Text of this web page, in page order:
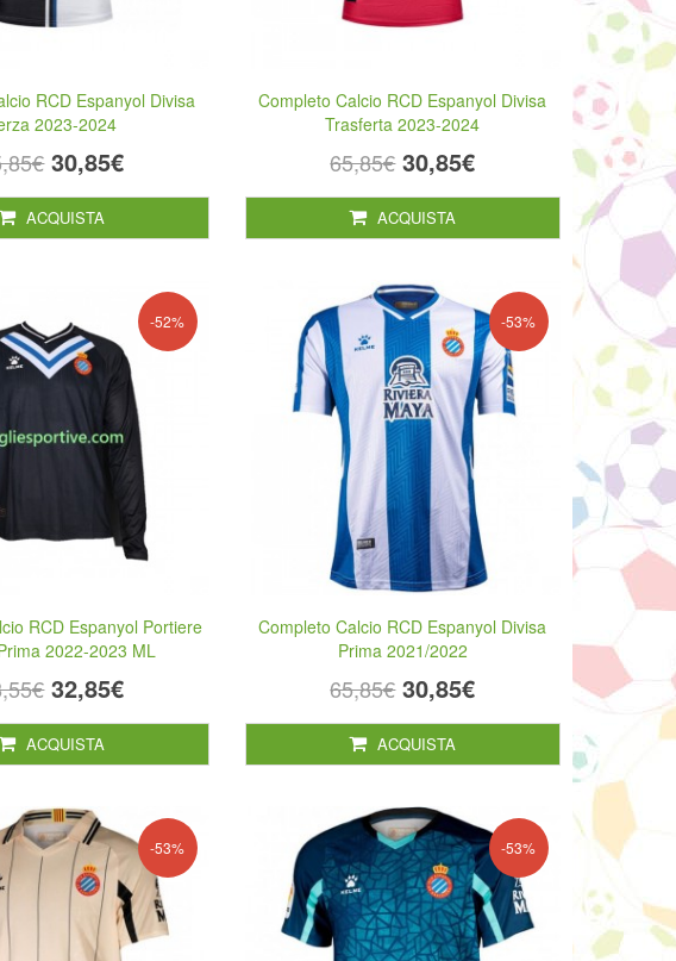
RCD Espanyol Divisa
2023-2024
30,85€
ACQUISTA
Completo Calcio RCD Espanyol Divisa
Trasferta 2023-2024
65,85€ 30,85€
ACQUISTA
-52%
RCD Espanyol Portiere
2022-2023 ML
32,85€
ACQUISTA
-53%
Completo Calcio RCD Espanyol Divisa
Prima 2021/2022
65,85€ 30,85€
ACQUISTA
-53% -53%